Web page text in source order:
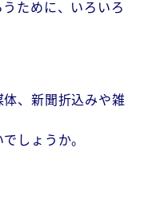
ために、いろいろ
、新聞折込みや雑
しょうか。